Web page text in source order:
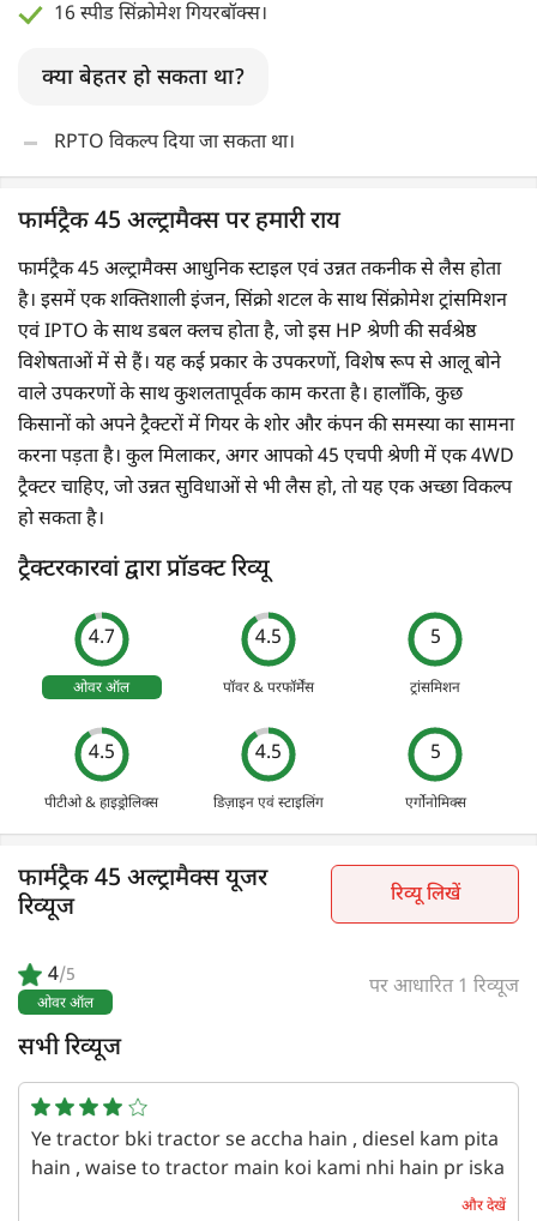
16 स्पीड सिंक्रोमेश गियरबॉक्स।
क्या बेहतर हो सकता था?
RPTO विकल्प दिया जा सकता था।
फार्मट्रैक 45 अल्ट्रामैक्स पर हमारी राय
फार्मट्रैक 45 अल्ट्रामैक्स आधुनिक स्टाइल एवं उन्नत तकनीक से लैस होता
है। इसमें एक शक्तिशाली इंजन, सिंक्रो शटल के साथ सिंक्रोमेश ट्रांसमिशन
एवं IPTO के साथ डबल क्लच होता है, जो इस HP श्रेणी की सर्वश्रेष्ठ
विशेषताओं में से हैं। यह कई प्रकार के उपकरणों, विशेष रूप से आलू बोने
वाले उपकरणों के साथ कुशलतापूर्वक काम करता है। हालाँकि, कुछ
किसानों को अपने ट्रैक्टरों में गियर के शोर और कंपन की समस्या का सामना
करना पड़ता है। कुल मिलाकर, अगर आपको 45 एचपी श्रेणी में एक 4WD
ट्रैक्टर चाहिए, जो उन्नत सुविधाओं से भी लैस हो, तो यह एक अच्छा विकल्प
हो सकता है।
ट्रैक्टरकारवां द्वारा प्रॉडक्ट रिव्यू
4.7
ओवर ऑल
4.5
पॉवर & परफॉर्मेंस
5
ट्रांसमिशन
4.5
पीटीओ & हाइड्रोलिक्स
4.5
डिज़ाइन एवं स्टाइलिंग
5
एर्गोनोमिक्स
फार्मट्रैक 45 अल्ट्रामैक्स यूजर
रिव्यूज
रिव्यू लिखें
4/5
ओवर ऑल
पर आधारित 1 रिव्यूज
सभी रिव्यूज
Ye tractor bki tractor se accha hain , diesel kam pita
hain , waise to tractor main koi kami nhi hain pr iska
accelerator nichese dabane wala karna chaiye thaऔर देखें